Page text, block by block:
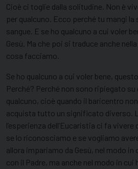
Cioè ci toglie dalla solitudine. Non è
per qualcuno. Ecco perché tu mangi la
sangue. E se ho qualcuno a cui voler
Gesù. Ma che poi si traduce anche
cosa facciamo.
Se ho qualcuno a cui voler bene,
Perché? Perché non sono ripiegato su
qualcuno, cioè quando il baricentro
acquista tutto un significato diverso.
l’esperienza dell’Eucaristia ci fa
se lo riconosciamo e se vogliamo
allora impariamo da Gesù, nel modo in
con il Padre, ma anche nel modo in